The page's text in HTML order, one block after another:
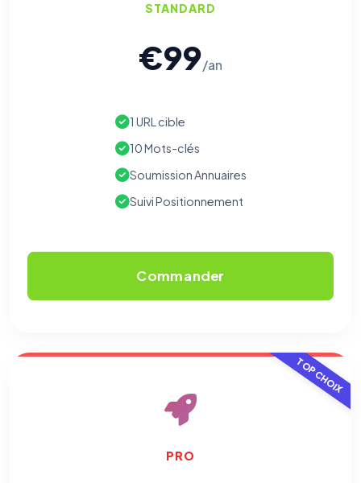
STANDARD
€99/an
1 URL cible
10 Mots-clés
Soumission Annuaires
Suivi Positionnement
Commander
TOP CHOIX
PRO